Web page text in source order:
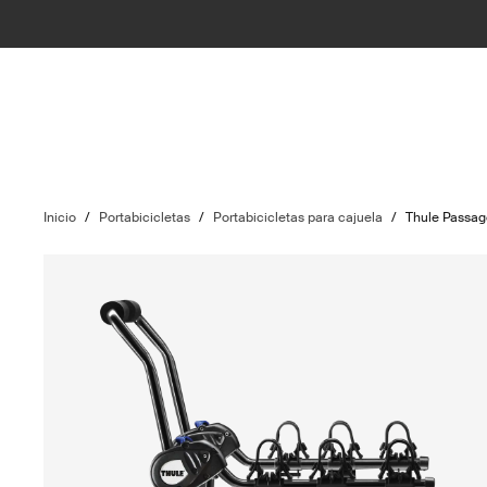
Inicio / Portabicicletas / Portabicicletas para cajuela / Thule